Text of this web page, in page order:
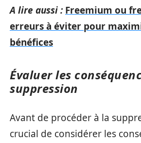
A lire aussi : Freemium ou
erreurs à éviter pour
bénéfices
Évaluer les
suppression
Avant de procéder à la
crucial de considérer les